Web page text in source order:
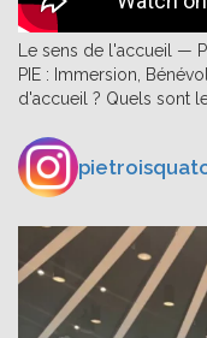
Le sens de l'accueil —
PIE : Immersion,
d'accueil ? Quels sont